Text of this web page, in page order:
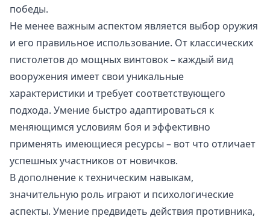
победы.
Не менее важным аспектом является выбор оружия
и его правильное использование. От классических
пистолетов до мощных винтовок – каждый вид
вооружения имеет свои уникальные
характеристики и требует соответствующего
подхода. Умение быстро адаптироваться к
меняющимся условиям боя и эффективно
применять имеющиеся ресурсы – вот что отличает
успешных участников от новичков.
В дополнение к техническим навыкам,
значительную роль играют и психологические
аспекты. Умение предвидеть действия противника,